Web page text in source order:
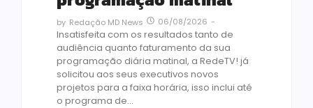
by Redação MD News 06/08/2026 -
Insatisfeita com os resultados tanto de
audiência quanto faturamento da sua
programação diária matinal, a RedeTV! já
solicitou aos seus executivos novos
projetos para a faixa horária, isso inclui até
o programa de...